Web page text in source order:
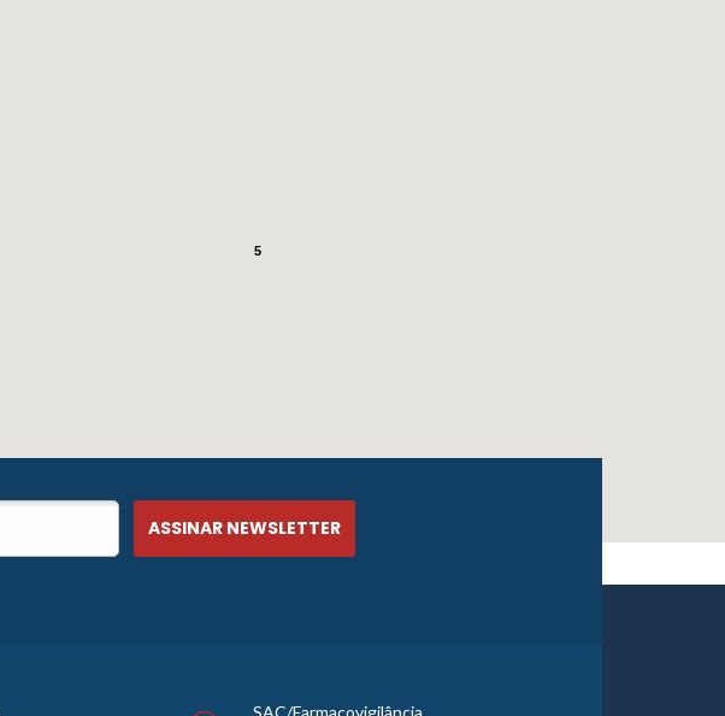
5
SAC/Farmacovigilância